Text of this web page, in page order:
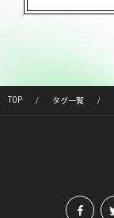
TOP タグ一覧